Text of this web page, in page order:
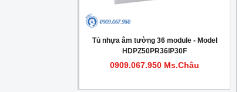
Tủ nhựa âm tường 36 module - Model
HDPZ50PR36IP30F
0909.067.950 Ms.Châu